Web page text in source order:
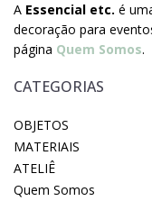
A Essencial etc. é
decoração para
página Quem Somos.
CATEGORIAS
OBJETOS
MATERIAIS
ATELIÊ
Quem Somos